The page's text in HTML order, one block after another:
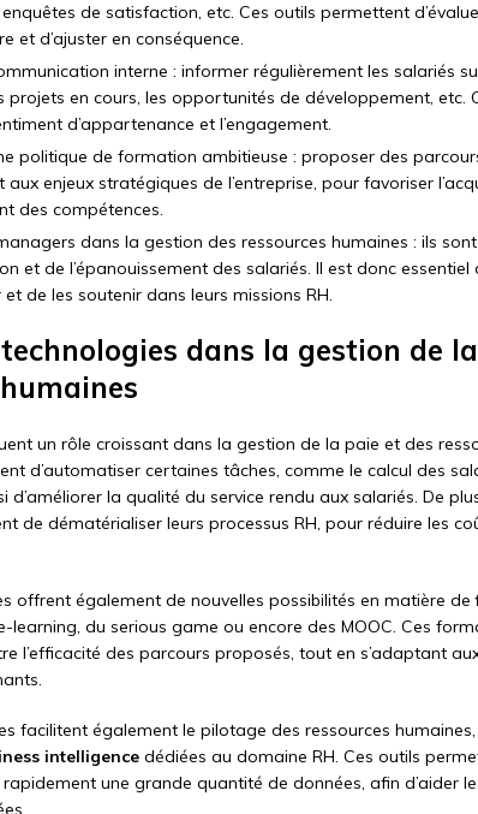
de satisfaction, etc. Ces outils permettent
et d’ajuster en conséquence.
interne : informer régulièrement les salariés
projets en cours, les opportunités de développement, etc.
d’appartenance et l’engagement.
politique de formation ambitieuse : proposer des
aux enjeux stratégiques de l’entreprise, pour favoriser
des compétences.
dans la gestion des ressources humaines : ils
et de l’épanouissement des salariés. Il est donc essentiel
et de les soutenir dans leurs missions RH.
dans la gestion de
un rôle croissant dans la gestion de la paie et des
d’automatiser certaines tâches, comme le calcul des
d’améliorer la qualité du service rendu aux salariés. De
de dématérialiser leurs processus RH, pour réduire les
offrent également de nouvelles possibilités en matière de
learning, du serious game ou encore des MOOC. Ces
l’efficacité des parcours proposés, tout en s’adaptant
facilitent également le pilotage des ressources humaines,
intelligence dédiées au domaine RH. Ces outils
une grande quantité de données, afin d’aider